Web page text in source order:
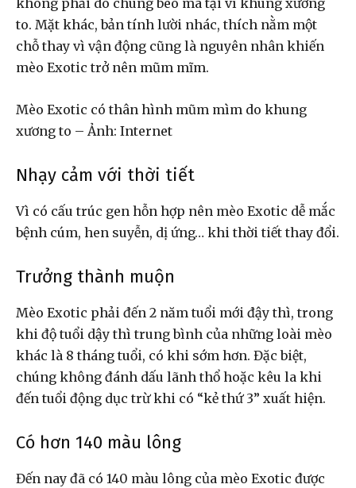
không phải do chúng béo mà tại vì khung xương
to. Mặt khác, bản tính lười nhác, thích nằm một
chỗ thay vì vận động cũng là nguyên nhân khiến
mèo Exotic trở nên mũm mĩm.
Mèo Exotic có thân hình mũm mìm do khung
xương to – Ảnh: Internet
Nhạy cảm với thời tiết
Vì có cấu trúc gen hỗn hợp nên mèo Exotic dễ mắc
bệnh cúm, hen suyễn, dị ứng… khi thời tiết thay đổi.
Trưởng thành muộn
Mèo Exotic phải đến 2 năm tuổi mới đậy thì, trong
khi độ tuổi dậy thì trung bình của những loài mèo
khác là 8 tháng tuổi, có khi sớm hơn. Đặc biệt,
chúng không đánh dấu lãnh thổ hoặc kêu la khi
đến tuổi động dục trừ khi có “kẻ thứ 3” xuất hiện.
Có hơn 140 màu lông
Đến nay đã có 140 màu lông của mèo Exotic được